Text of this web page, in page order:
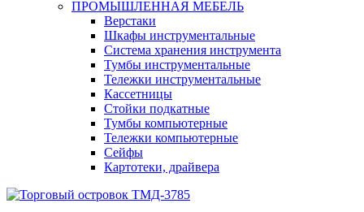
ПРОМЫШЛЕННАЯ МЕБЕЛЬ
Верстаки
Шкафы инструментальные
Система хранения инструмента
Тумбы инструментальные
Тележки инструментальные
Кассетницы
Стойки подкатные
Тумбы компьютерные
Тележки компьютерные
Сейфы
Картотеки, драйвера